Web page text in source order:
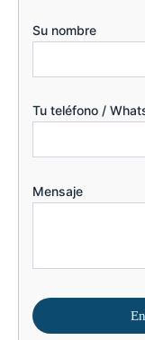
Su nombre
Tu teléfono /
Mensaje